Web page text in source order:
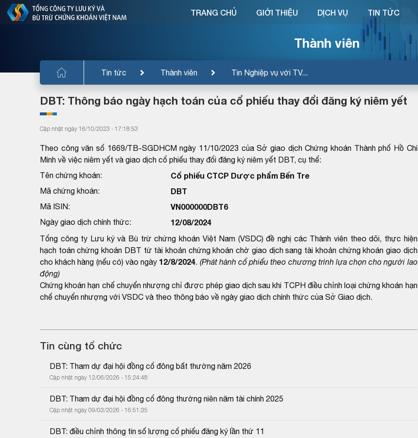
Thành viên
Tin tức Thành viên Tin Nghiệp vụ với TV...
TRANG CHỦ GIỚI THIỆU DỊCH VỤ TIN TỨC
DBT: Thông báo ngày hạch toán của cổ phiếu thay đổi đăng ký niêm yết
Cập nhật ngày 16/10/2023 - 17:18:53
Theo công văn số 1669/TB-SGDHCM ngày 11/10/2023 của Sở giao dịch Chứng khoán Thành phố Hồ Chí
Minh về việc niêm yết và giao dịch cổ phiếu thay đổi đăng ký niêm yết DBT, cụ thể:
Tên chứng khoán:
Cổ phiếu CTCP Dược phẩm Bến Tre
Mã chứng khoán: DBT
Mã ISIN: VN000000DBT6
Ngày giao dịch chính thức: 12/08/2024
Tổng công ty Lưu ký và Bù trừ chứng khoán Việt Nam (VSDC) đề nghị các Thành viên theo dõi, thực hiện
hạch toán chứng khoán DBT từ tài khoản chứng khoán chờ giao dịch sang tài khoản chứng khoán giao dịch
cho khách hàng (nếu có) vào ngày 12/8/2024 (Phát hành cổ phiếu theo chương trình lựa chọn cho người lao
động)
Chứng khoán hạn chế chuyển nhượng chỉ được phép giao dịch sau khi TCPH điều chỉnh loại chứng khoán hạn
chế chuyển nhượng với VSDC và theo thông báo về ngày giao dịch chính thức của Sở Giao dịch.
Tin cùng tổ chức
DBT: Tham dự đại hội đồng cổ đông bất thường năm 2026
Cập nhật ngày 12/06/2026 - 15:24:48
DBT: Tham dự đại hội đồng cổ đông thường niên năm tài chính 2025
Cập nhật ngày 09/03/2026 - 16:51:35
DBT: điều chỉnh thông tin số lượng cổ phiếu đăng ký lần thứ 11